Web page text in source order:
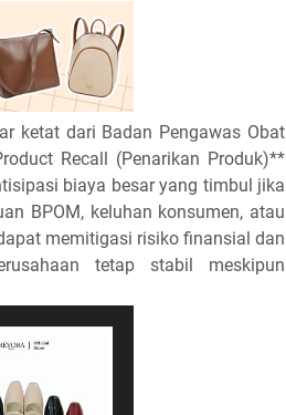
ketat dari Badan Pengawas Obat
Recall (Penarikan Produk)**
biaya besar yang timbul jika
BPOM, keluhan konsumen, atau
memitigasi risiko finansial dan
tetap stabil meskipun